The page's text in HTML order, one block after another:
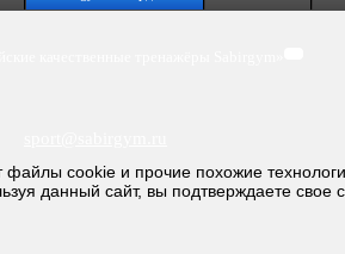
файлы cookie и прочие похожие
данный сайт, вы подтверждаете свое